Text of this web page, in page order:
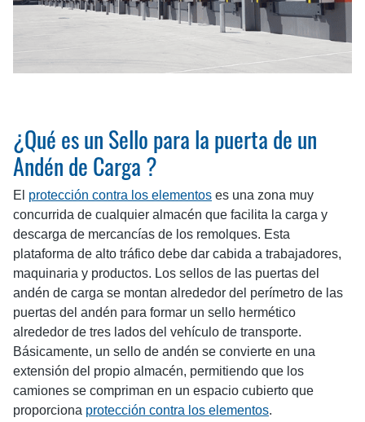
¿Qué es un Sello para la puerta de un
Andén de Carga ?
El protección contra los elementos es una zona muy
concurrida de cualquier almacén que facilita la carga y
descarga de mercancías de los remolques. Esta
plataforma de alto tráfico debe dar cabida a trabajadores,
maquinaria y productos. Los sellos de las puertas del
andén de carga se montan alrededor del perímetro de las
puertas del andén para formar un sello hermético
alrededor de tres lados del vehículo de transporte.
Básicamente, un sello de andén se convierte en una
extensión del propio almacén, permitiendo que los
camiones se compriman en un espacio cubierto que
proporciona protección contra los elementos.